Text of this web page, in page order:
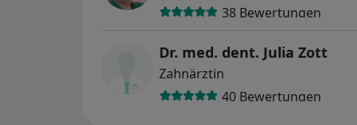
38 Bewertungen
Dr. med. dent. Julia Zott
Zahnärztin
40 Bewertungen